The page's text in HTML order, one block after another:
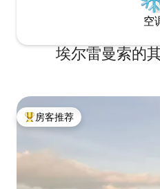
空
埃尔雷曼索的
热门「房客推荐」
房客推荐